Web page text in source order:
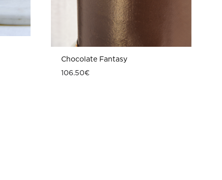
Chocolate Fantasy
106.50€